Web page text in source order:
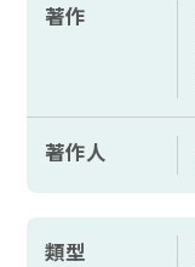
著作
著作人
類型